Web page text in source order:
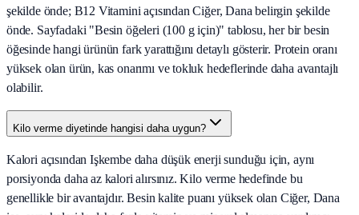
şekilde önde; B12 Vitamini açısından Ciğer, Dana belirgin şekilde
önde. Sayfadaki "Besin öğeleri (100 g için)" tablosu, her bir besin
öğesinde hangi ürünün fark yarattığını detaylı gösterir. Protein oranı
yüksek olan ürün, kas onarımı ve tokluk hedeflerinde daha avantajlı
olabilir.
Kilo verme diyetinde hangisi daha uygun?
Kalori açısından Işkembe daha düşük enerji sunduğu için, aynı
porsiyonda daha az kalori alırsınız. Kilo verme hedefinde bu
genellikle bir avantajdır. Besin kalite puanı yüksek olan Ciğer, Dana